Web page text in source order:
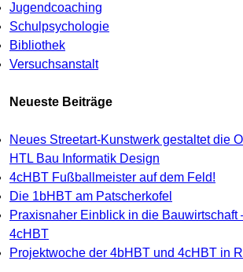
Jugendcoaching
Schulpsychologie
Bibliothek
Versuchsanstalt
Neueste Beiträge
Neues Streetart-Kunstwerk gestaltet die
HTL Bau Informatik Design
4cHBT Fußballmeister auf dem Feld!
Die 1bHBT am Patscherkofel
Praxisnaher Einblick in die Bauwirtschaft
4cHBT
Projektwoche der 4bHBT und 4cHBT in